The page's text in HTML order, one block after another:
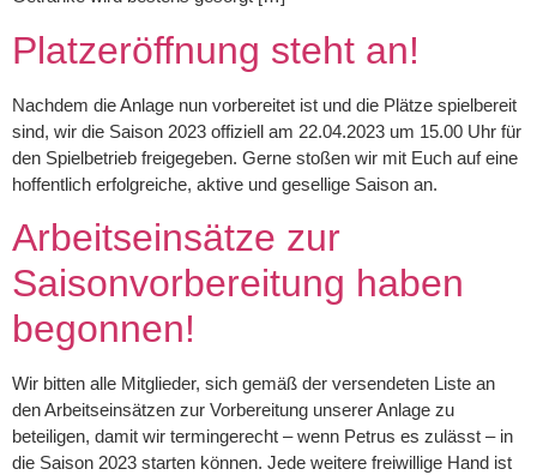
Platzeröffnung steht an!
Nachdem die Anlage nun vorbereitet ist und die Plätze spielbereit
sind, wir die Saison 2023 offiziell am 22.04.2023 um 15.00 Uhr für
den Spielbetrieb freigegeben. Gerne stoßen wir mit Euch auf eine
hoffentlich erfolgreiche, aktive und gesellige Saison an.
Arbeitseinsätze zur
Saisonvorbereitung haben
begonnen!
Wir bitten alle Mitglieder, sich gemäß der versendeten Liste an
den Arbeitseinsätzen zur Vorbereitung unserer Anlage zu
beteiligen, damit wir termingerecht – wenn Petrus es zulässt – in
die Saison 2023 starten können. Jede weitere freiwillige Hand ist